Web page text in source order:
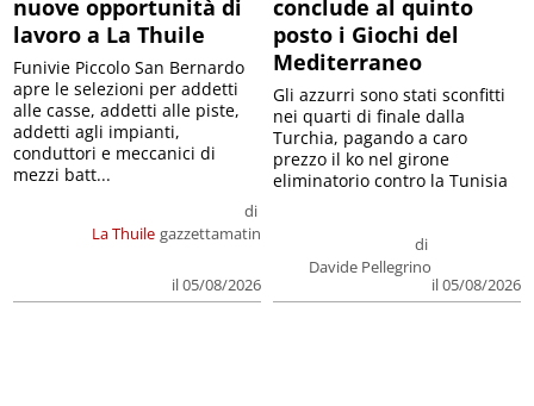
nuove opportunità di
lavoro a La Thuile
La Thuile
di
gazzettamatin
il 05/08/2026
Funivie Piccolo San Bernardo
apre le selezioni per addetti
alle casse, addetti alle piste,
addetti agli impianti,
conduttori e meccanici di
mezzi batt...
conclude al quinto
posto i Giochi del
Mediterraneo
di
Davide Pellegrino
il 05/08/2026
Gli azzurri sono stati sconfitti
nei quarti di finale dalla
Turchia, pagando a caro
prezzo il ko nel girone
eliminatorio contro la Tunisia